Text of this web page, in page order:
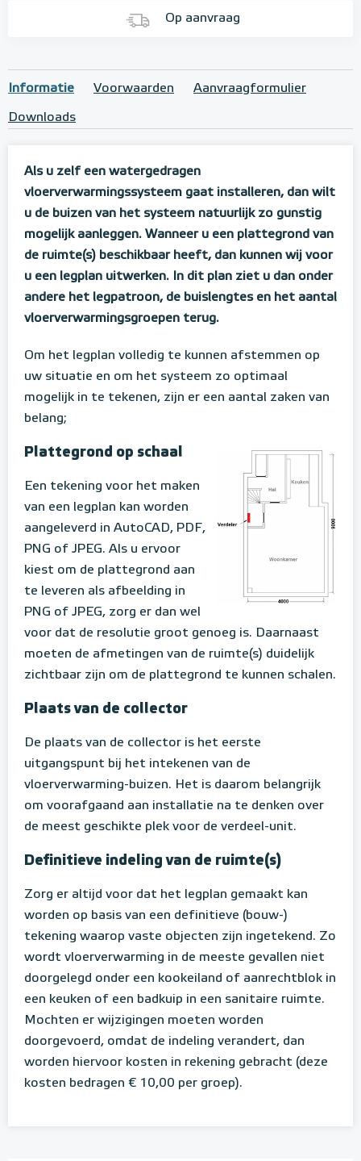
Op aanvraag
Informatie Voorwaarden Aanvraagformulier
Downloads
Als u zelf een watergedragen
vloerverwarmingssysteem gaat installeren, dan wilt
u de buizen van het systeem natuurlijk zo gunstig
mogelijk aanleggen. Wanneer u een plattegrond van
de ruimte(s) beschikbaar heeft, dan kunnen wij voor
u een legplan uitwerken. In dit plan ziet u dan onder
andere het legpatroon, de buislengtes en het aantal
vloerverwarmingsgroepen terug.
Om het legplan volledig te kunnen afstemmen op
uw situatie en om het systeem zo optimaal
mogelijk in te tekenen, zijn er een aantal zaken van
belang;
Plattegrond op schaal
Een tekening voor het maken
van een legplan kan worden
aangeleverd in AutoCAD, PDF,
PNG of JPEG. Als u ervoor
kiest om de plattegrond aan
te leveren als afbeelding in
PNG of JPEG, zorg er dan wel
voor dat de resolutie groot genoeg is. Daarnaast
moeten de afmetingen van de ruimte(s) duidelijk
zichtbaar zijn om de plattegrond te kunnen schalen.
Plaats van de collector
De plaats van de collector is het eerste
uitgangspunt bij het intekenen van de
vloerverwarming-buizen. Het is daarom belangrijk
om voorafgaand aan installatie na te denken over
de meest geschikte plek voor de verdeel-unit.
Definitieve indeling van de ruimte(s)
Zorg er altijd voor dat het legplan gemaakt kan
worden op basis van een definitieve (bouw-)
tekening waarop vaste objecten zijn ingetekend. Zo
wordt vloerverwarming in de meeste gevallen niet
doorgelegd onder een kookeiland of aanrechtblok in
een keuken of een badkuip in een sanitaire ruimte.
Mochten er wijzigingen moeten worden
doorgevoerd, omdat de indeling verandert, dan
worden hiervoor kosten in rekening gebracht (deze
kosten bedragen € 10,00 per groep).